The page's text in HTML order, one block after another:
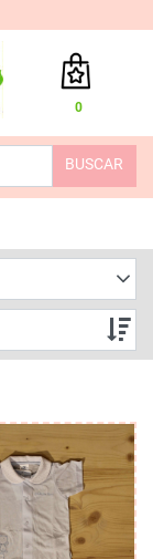
0
0,00 €
BUSCAR